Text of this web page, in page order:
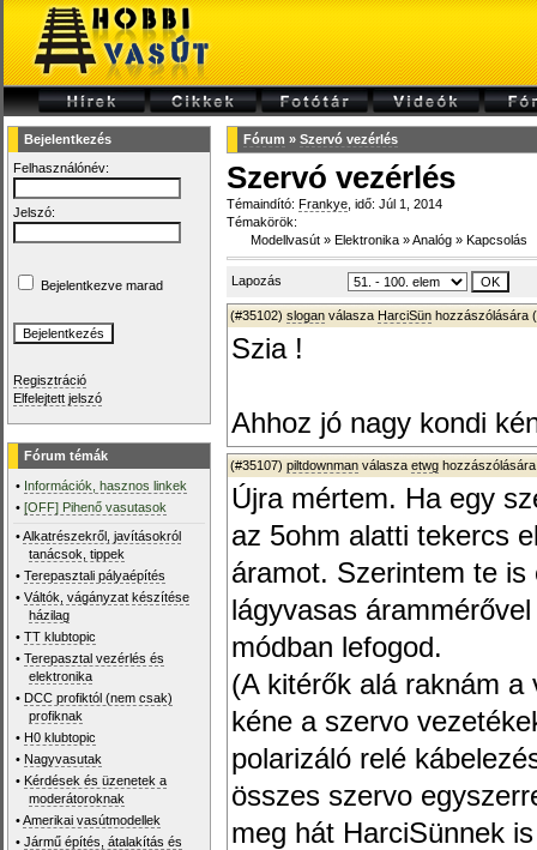
Bejelentkezés
Felhasználónév:
Jelszó:
Bejelentkezve marad
Regisztráció
Elfelejtett jelszó
Fórum témák
• Információk, hasznos linkek
•[OFF] Pihenő vasutasok
•Alkatrészekről, javításokról
tanácsok, tippek
•Terepasztali pályaépítés
•Váltók, vágányzat készítése
házilag
•TT klubtopic
•Terepasztal vezérlés és
elektronika
• DCC profiktól (nem csak)
profiknak
• H0 klubtopic
• Nagyvasutak
• Kérdések és üzenetek a
moderátoroknak
•Amerikai vasútmodellek
•Jármű építés, átalakítás és
Fórum » Szervó vezérlés
Szervó vezérlés
Témaindító: Frankye , idő: Júl 1, 2014
Témakörök:
Modellvasút » Elektronika »Analóg » Kapcsolás
Lapozás
(#35102) slogan válasza HarciSün hozzászólására (
Szia !
Ahhoz jó nagy kondi
(#35107) piltdownman válasza etwg
Újra mértem. Ha egy
az 5ohm alatti tekercs
áramot. Szerintem te
lágyvasas
módban lefogod.
(A kitérők alá raknám
kéne a szervo
polarizáló relé
összes szervo
meg hát HarciSünnek